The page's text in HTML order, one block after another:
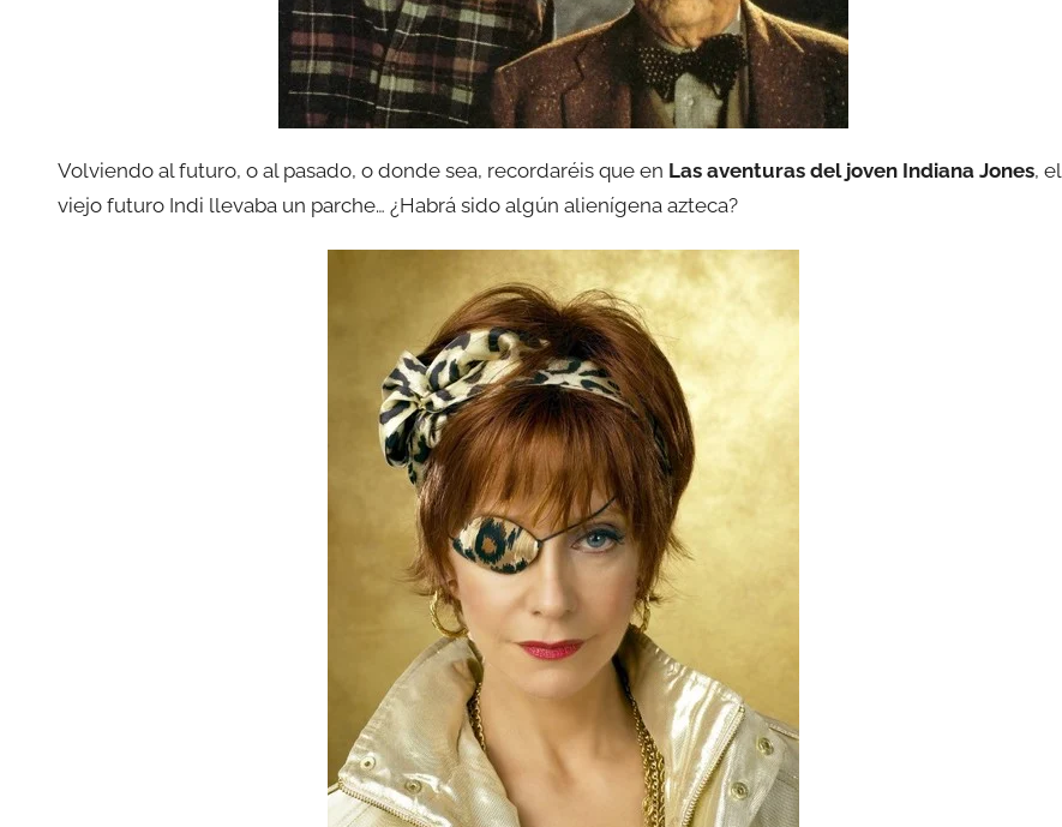
Volviendo al futuro, o al pasado, o donde sea, recordaréis que en Las aventuras del joven Indiana Jones, el
viejo futuro Indi llevaba un parche… ¿Habrá sido algún alienígena azteca?